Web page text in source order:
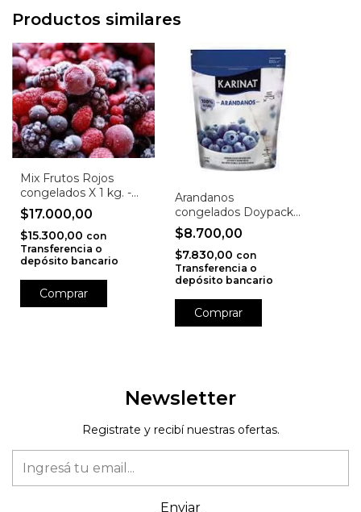
Productos similares
Mix Frutos Rojos
congelados X 1 kg. -
La Piedad
$17.000,00
$15.300,00 con
Transferencia o
depósito bancario
Arandanos
congelados Doypack
X 300 Gr. -Karinat
$8.700,00
$7.830,00 con
Transferencia o
depósito bancario
Newsletter
Registrate y recibí nuestras ofertas.